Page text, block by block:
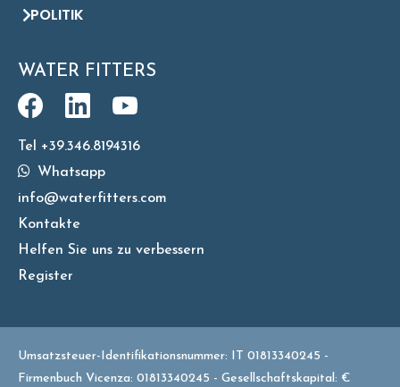
POLITIK
WATER FITTERS
Tel +39.346.8194316
Whatsapp
info@waterfitters.com
Kontakte
Helfen Sie uns zu verbessern
Register
Umsatzsteuer-Identifikationsnummer: IT 01813340245 -
Firmenbuch Vicenza: 01813340245 - Gesellschaftskapital: €